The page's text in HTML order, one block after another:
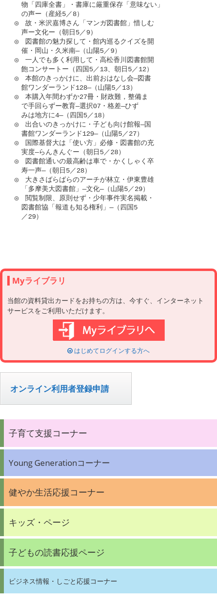
物「四庫全書」・書庫に厳重保存「意味ない」
の声ー（産経5／8）
◎　故・米沢嘉博さん「マンガ図書館」惜しむ
声ー文化ー（朝日5／9）
◎　図書館の魅力探して・館内巡るクイズを開
催・岡山・久米南―（山陽5／9）
◎　一人でも多く利用して・高松香川図書館開
飽コンサートー（四国5／13、朝日5／12）
◎　本館のきっかけに、出前おはなし会―図書
館ワンダーランド128―（山陽5／13）
◎　本購入年間わずか27冊・財政難，整備ま
で手回らずー教育―選択07・格差―ひず
みは地方に4―（四国5／18）
◎　出合いのきっかけに・子ども向け館報―国
書館ワンダーランド129―（山陽5／27）
◎　国際基督大は「使い方」必修・図書館の充
実度―らんきんぐー（朝日5／28）
◎　図書館通いの最高齢は車で・かくしゃく卒
寿一声―（朝日5／28）
◎　大きさばらばらのアーチが林立・伊東豊雄
「多摩美大図書館」―文化―（山陽5／29）
◎　閲覧制限、原則せず・少年事件実名掲載・
図書館協「報道も知る権利」―（四国5
／29）
Myライブラリ
当館の資料貸出カードをお持ちの方は、今すぐ、インターネット
サービスをご利用いただけます。
はじめてログインする方へ
オンライン利用者登録申請
子育て支援コーナー
Young Generationコーナー
健やか生活応援コーナー
キッズ・ページ
子どもの読書応援ページ
ビジネス情報・しごと応援コーナー